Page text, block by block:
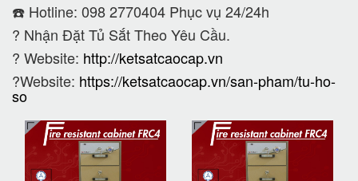
☎️ Hotline: 098 2770404 Phục vụ 24/24h
? Nhận Đặt Tủ Sắt Theo Yêu Cầu.
? Website: http://ketsatcaocap.vn
?Website: https://ketsatcaocap.vn/san-pham/tu-ho-
so